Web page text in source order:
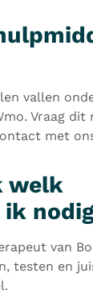
vallen
Vraag dit
met
welk
van
testen en